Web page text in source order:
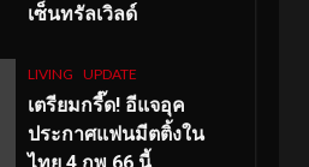
เซ็นทรัลเวิลด์
LIVING UPDATE
เตรียมกรี๊ด! อีแจอุค
ประกาศแฟนมีตติ้งใน